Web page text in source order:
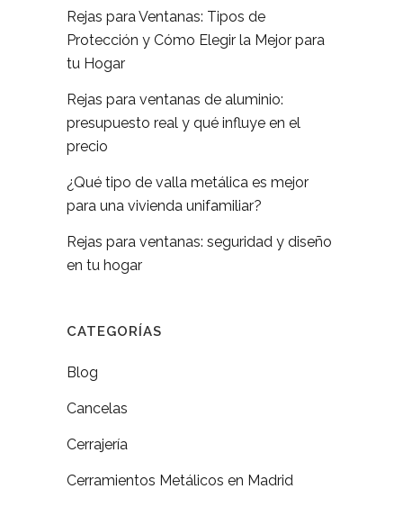
Rejas para Ventanas: Tipos de
Protección y Cómo Elegir la Mejor para
tu Hogar
Rejas para ventanas de aluminio:
presupuesto real y qué influye en el
precio
¿Qué tipo de valla metálica es mejor
para una vivienda unifamiliar?
Rejas para ventanas: seguridad y diseño
en tu hogar
CATEGORÍAS
Blog
Cancelas
Cerrajería
Cerramientos Metálicos en Madrid